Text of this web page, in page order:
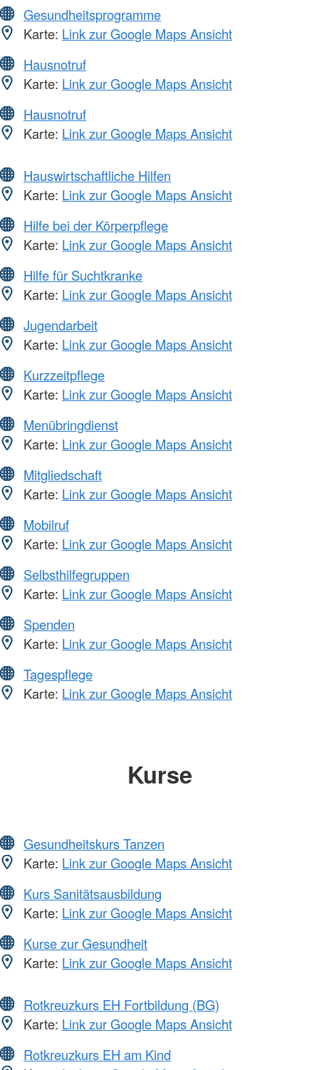
Gesundheitsprogramme
Karte: Link zur Google Maps Ansicht
Hausnotruf
Karte: Link zur Google Maps Ansicht
Hausnotruf
Karte: Link zur Google Maps Ansicht
Hauswirtschaftliche Hilfen
Karte: Link zur Google Maps Ansicht
Hilfe bei der Körperpflege
Karte: Link zur Google Maps Ansicht
Hilfe für Suchtkranke
Karte: Link zur Google Maps Ansicht
Jugendarbeit
Karte: Link zur Google Maps Ansicht
Kurzzeitpflege
Karte: Link zur Google Maps Ansicht
Menübringdienst
Karte: Link zur Google Maps Ansicht
Mitgliedschaft
Karte: Link zur Google Maps Ansicht
Mobilruf
Karte: Link zur Google Maps Ansicht
Selbsthilfegruppen
Karte: Link zur Google Maps Ansicht
Spenden
Karte: Link zur Google Maps Ansicht
Tagespflege
Karte: Link zur Google Maps Ansicht
Kurse
Gesundheitskurs Tanzen
Karte: Link zur Google Maps Ansicht
Kurs Sanitätsausbildung
Karte: Link zur Google Maps Ansicht
Kurse zur Gesundheit
Karte: Link zur Google Maps Ansicht
Rotkreuzkurs EH Fortbildung (BG)
Karte: Link zur Google Maps Ansicht
Rotkreuzkurs EH am Kind